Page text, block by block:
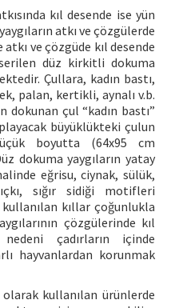
kıl desende ise yün
atkı ve çözgülerde
ve çözgüde kıl desende
serilen düz kirkitli dokuma
Çullara, kadın bastı,
palan, kertikli, aynalı v.b.
dokunan çul “kadın bastı”
büyüklükteki çulun
boyutta (64x95 cm
dokuma yaygıların yatay
eğrisu, ciynak, sülük,
sığır sidiği motifleri
kullanılan kıllar çoğunlukla
çözgülerinde kıl
çadırların içinde
hayvanlardan korunmak
olarak kullanılan ürünlerde